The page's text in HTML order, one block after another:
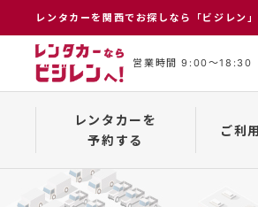
レンタカーを関⻄でお探しなら「ビジレン
営業時間 9:00〜18:30
レンタカーを
予約する
インターネット予約について
ご利
保険補償制度
メーカー一覧